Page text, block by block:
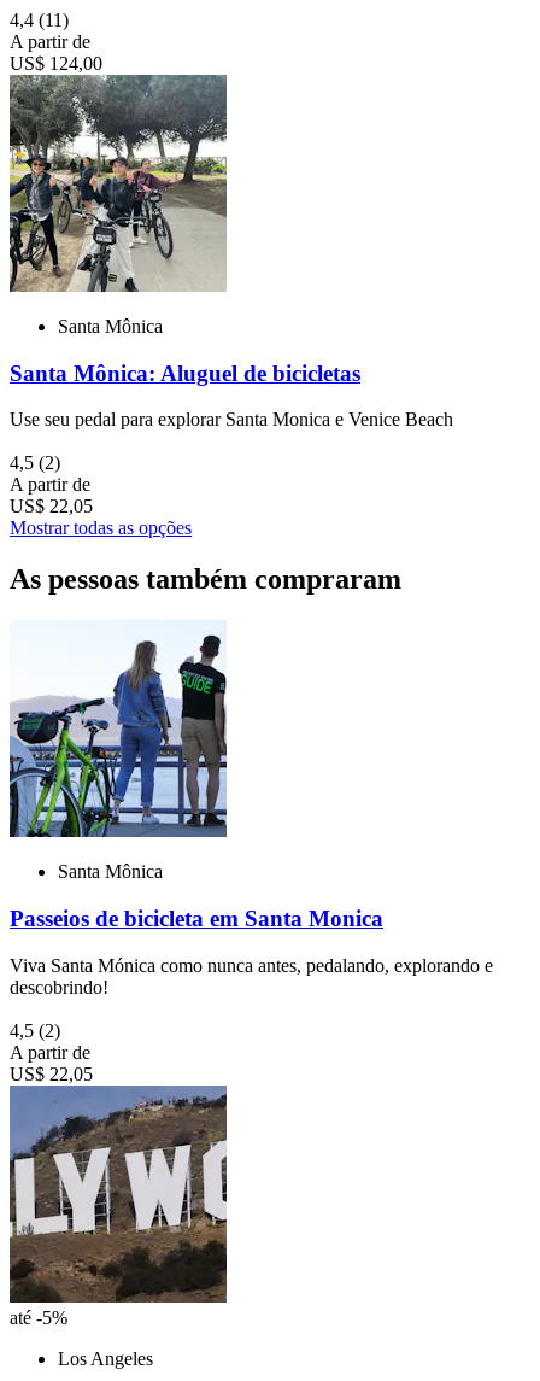
4,4 (11)
A partir de
US$ 124,00
Santa Mônica
Santa Mônica: Aluguel de bicicletas
Use seu pedal para explorar Santa Monica e Venice Beach
4,5 (2)
A partir de
US$ 22,05
Mostrar todas as opções
As pessoas também compraram
Santa Mônica
Passeios de bicicleta em Santa Monica
Viva Santa Mónica como nunca antes, pedalando, explorando e
descobrindo!
4,5 (2)
A partir de
US$ 22,05
até -5%
Los Angeles